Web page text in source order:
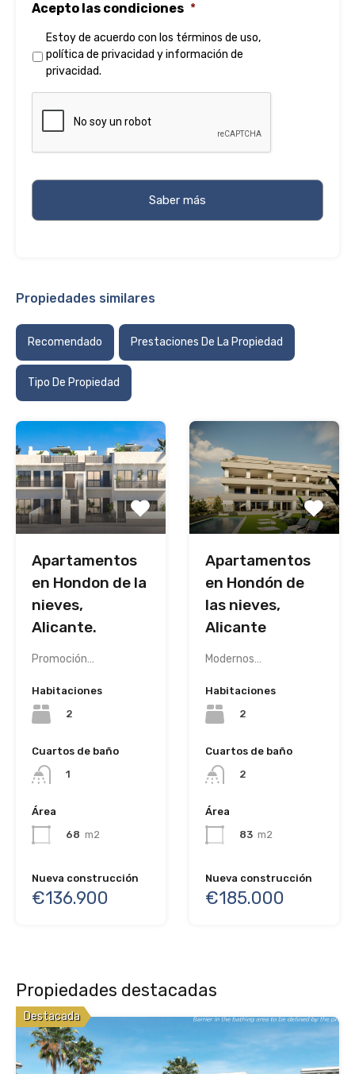
Acepto las condiciones *
Estoy de acuerdo con los términos de uso,
política de privacidad yinformación de
privacidad.
Propiedades similares
Recomendado Prestaciones De La Propiedad
Tipo De Propiedad
Apartamentos
en Hondon de la
nieves,
Alicante.
Promoción…
Habitaciones
2
Cuartos de baño
1
Área
68 m2
Nueva construcción
€136.900
Apartamentos
en Hondón de
las nieves,
Alicante
Modernos…
Habitaciones
2
Cuartos de baño
2
Área
83 m2
Nueva construcción
€185.000
Propiedades destacadas
Destacada